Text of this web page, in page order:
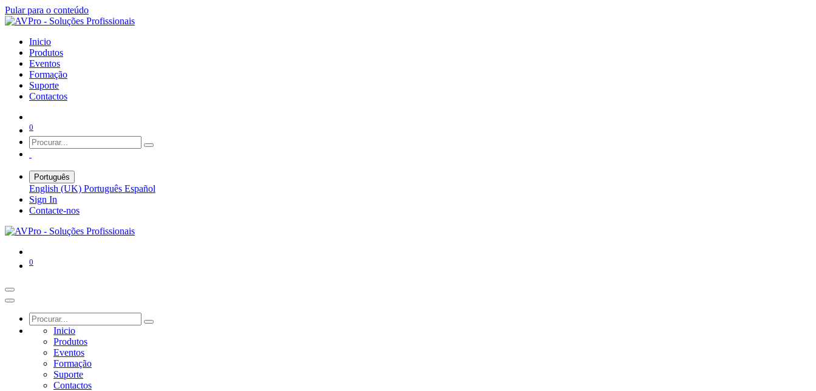
Pular para o conteúdo
Inicio
Produtos
Eventos
Formação
Suporte
Contactos
0
Português
English (UK) Português Español
Sign In
Contacte-nos
0
Inicio
Produtos
Eventos
Formação
Suporte
Contactos